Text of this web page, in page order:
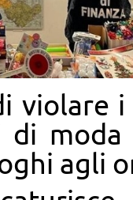
violare
di
agli